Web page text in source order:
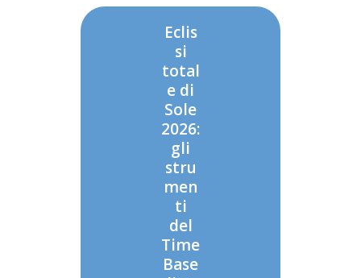
Eclis
si
total
e di
Sole
2026:
gli
stru
men
ti
del
Time
Base